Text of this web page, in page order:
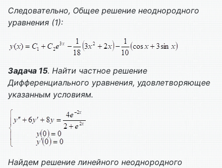
Следовательно, Общее решение неоднородного
уравнения (1):
Задача 15. Найти частное решение
Дифференциального уравнения, удовлетворяющее
указанным условиям.
Найдем решение линейного неоднородного